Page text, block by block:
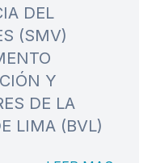
DEL
(SMV)
Y
DE LA
LIMA (BVL)